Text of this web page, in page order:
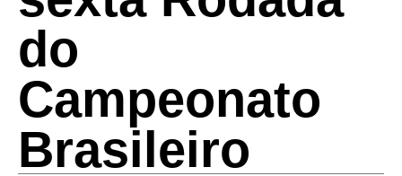
do
Campeonato
Brasileiro